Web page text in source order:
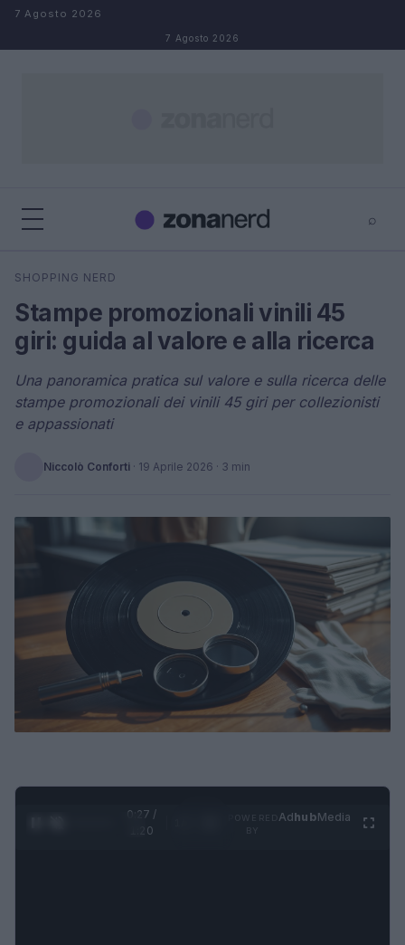
Salta al contenuto
7 Agosto 2026
7 Agosto 2026
⌕
Cerca
SHOPPING NERD
Stampe promozionali vinili 45
giri: guida al valore e alla ricerca
Una panoramica pratica sul valore e sulla ricerca delle
stampe promozionali dei vinili 45 giri per collezionisti
e appassionati
Niccolò Conforti · 19 Aprile 2026 · 3 min
0:28 /
1:20
AdhubMedia